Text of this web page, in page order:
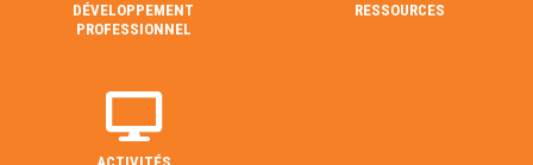
DÉVELOPPEMENT
PROFESSIONNEL
RESSOURCES